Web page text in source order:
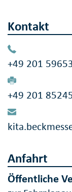
Kontakt
+49 201
+49 201
Anfahrt
Öffentliche